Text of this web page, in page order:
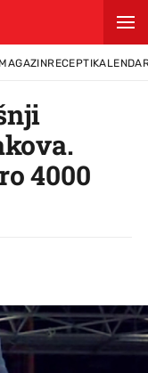
MAGAZINRECEPTI
4000